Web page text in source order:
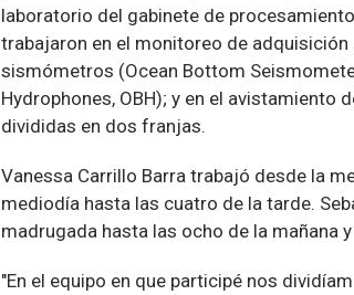
laboratorio del gabinete de
trabajaron en el monitoreo de
sismómetros (Ocean Bottom
Hydrophones, OBH); y en el
divididas en dos franjas.
Vanessa Carrillo Barra trabajó desde la
mediodía hasta las cuatro de la tarde.
madrugada hasta las ocho de la mañana
"En el equipo en que participé nos